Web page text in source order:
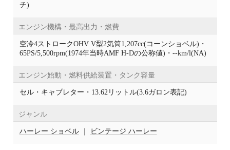
チ)
エンジン機構・最高出力・燃費
空冷4ストロークOHV V型2気筒1,207cc(コーンショベル)・
65PS/5,500rpm(1974年当時AMF H-Dの公称値)・--km/l(NA)
エンジン始動・燃料供給装置・タンク容量
セル・キャブレター・13.62リットル(3.6ガロン表記)
ジャンル
ハーレー ショベル ｜ ビンテージ ハーレー